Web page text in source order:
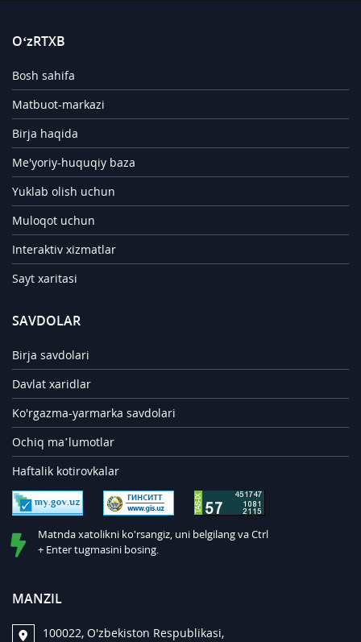
O‘zRTXB
Bosh sahifa
Matbuot-markazi
Birja haqida
Me'yoriy-huquqiy baza
Yuklab olish uchun
Muloqot uchun
Interaktiv xizmatlar
Sayt xaritasi
SAVDOLAR
Birja savdolari
Davlat xaridlar
Ko'rgazma-yarmarka savdolari
Ochiq ma’lumotlar
Haftalik kotirovkalar
Matnda xatolikni ko'rsangiz, uni belgilang va Ctrl
+ Enter tugmasini bosing.
MANZIL
100022, O'zbekiston Respublikasi,